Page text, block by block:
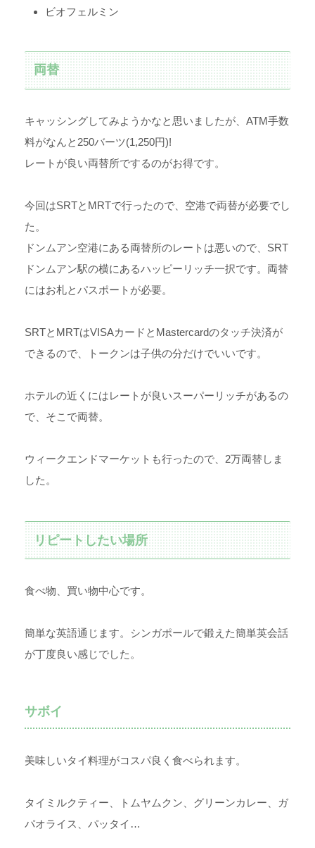
ビオフェルミン
両替
キャッシングしてみようかなと思いましたが、ATM手数
料がなんと250バーツ(1,250円)!
レートが良い両替所でするのがお得です。
今回はSRTとMRTで行ったので、空港で両替が必要でし
た。
ドンムアン空港にある両替所のレートは悪いので、SRT
ドンムアン駅の横にあるハッピーリッチ一択です。両替
にはお札とパスポートが必要。
SRTとMRTはVISAカードとMastercardのタッチ決済が
できるので、トークンは子供の分だけでいいです。
ホテルの近くにはレートが良いスーパーリッチがあるの
で、そこで両替。
ウィークエンドマーケットも行ったので、2万両替しま
した。
リピートしたい場所
食べ物、買い物中心です。
簡単な英語通じます。シンガポールで鍛えた簡単英会話
が丁度良い感じでした。
サボイ
美味しいタイ料理がコスパ良く食べられます。
タイミルクティー、トムヤムクン、グリーンカレー、ガ
パオライス、パッタイ…